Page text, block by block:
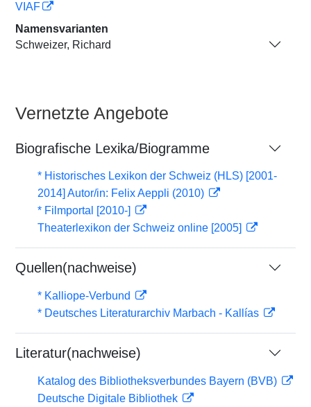
VIAF
Namensvarianten
Schweizer, Richard
Vernetzte Angebote
Biografische Lexika/Biogramme
* Historisches Lexikon der Schweiz (HLS) [2001-
2014] Autor/in: Felix Aeppli (2010)
* Filmportal [2010-]
Theaterlexikon der Schweiz online [2005]
Quellen(nachweise)
* Kalliope-Verbund
* Deutsches Literaturarchiv Marbach - Kallías
Literatur(nachweise)
Katalog des Bibliotheksverbundes Bayern (BVB)
Deutsche Digitale Bibliothek